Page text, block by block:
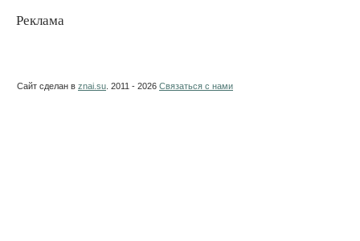
Реклама
Сайт сделан в znai.su . 2011 - 2026 Связаться с нами